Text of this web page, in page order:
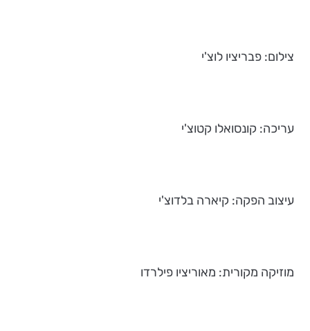
צילום: פבריציו לוצ'י
עריכה: קונסואלו קטוצ'י
עיצוב הפקה: קיארה בלדוצ'י
מוזיקה מקורית: מאוריציו פילרדו